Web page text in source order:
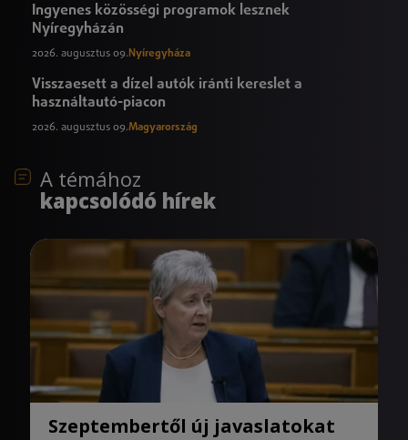
Ingyenes közösségi programok lesznek
Nyíregyházán
2026. augusztus 09.Nyíregyháza
Visszaesett a dízel autók iránti kereslet a
használtautó-piacon
2026. augusztus 09.Magyarország
A témához
kapcsolódó hírek
Szeptembertől új javaslatokat